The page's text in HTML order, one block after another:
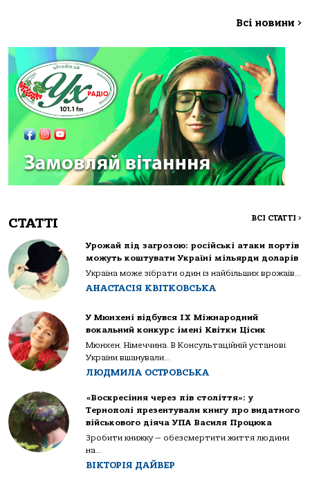
Всі новини >
СТАТТІ ВСІ СТАТТІ >
Урожай під загрозою: російські атаки портів
можуть коштувати Україні мільярди доларів
Україна може зібрати один із найбільших врожаїв...
АНАСТАСІЯ КВІТКОВСЬКА
У Мюнхені відбувся IX Міжнародний
вокальний конкурс імені Квітки Цісик
Мюнхен. Німеччина. В Консультаційній установі
України вшанували...
ЛЮДМИЛА ОСТРОВСЬКА
«Воскресіння через пів століття»: у
Тернополі презентували книгу про видатного
військового діяча УПА Василя Процюка
Зробити книжку — обезсмертити життя людини
на...
ВІКТОРІЯ ДАЙВЕР